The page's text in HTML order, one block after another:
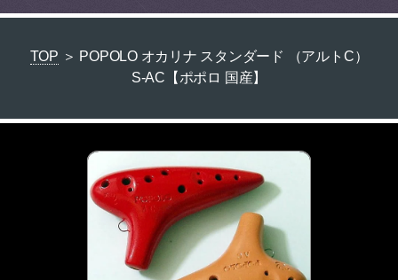
TOP ＞ POPOLO オカリナ スタンダード （アルトC）
S-AC【ポポロ 国産】